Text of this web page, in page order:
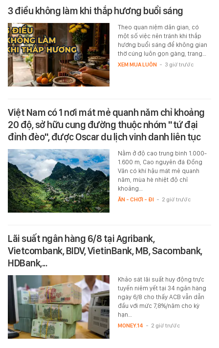
3 điều không làm khi thắp hương buổi sáng
Theo quan niệm dân gian, có
một số việc nên tránh khi thắp
hương buổi sáng để không gian
thờ cúng luôn gọn gàng, trang…
XEM MUA LUÔN - 3 giờ trước
Việt Nam có 1 nơi mát mẻ quanh năm chỉ khoảng
20 độ, sở hữu cung đường thuộc nhóm "tứ đại
đỉnh đèo", được Oscar du lịch vinh danh liên tục
Nằm ở độ cao trung bình 1.000-
1.600 m, Cao nguyên đá Đồng
Văn có khí hậu mát mẻ quanh
năm, mùa hè nhiệt độ chỉ
khoảng…
ĂN - CHƠI - ĐI - 2 giờ trước
Lãi suất ngân hàng 6/8 tại Agribank,
Vietcombank, BIDV, VietinBank, MB, Sacombank,
HDBank,...
Khảo sát lãi suất huy động trực
tuyến niêm yết tại 34 ngân hàng
ngày 6/8 cho thấy ACB vẫn dẫn
đầu với mức 7,8%/năm cho kỳ
hạn…
MONEY.14 - 2 giờ trước